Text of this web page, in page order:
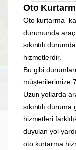
Oto
Oto kurtarma
durumunda
sıkıntılı
hizmetlerdir.
Bu gibi
müşterilerimize
Uzun yollarda
sıkıntılı
hizmetleri
duyulan yol
oto kurtarma